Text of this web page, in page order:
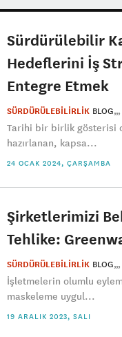
Sürdürülebilir
Hedeflerini İş
Entegre Etmek
SÜRDÜRÜLEBİLİRLİK BLOG
Tarihi bir birlik gösterisi
hazırlanan, kapsa...
24 OCAK 2024, ÇARŞAMBA
Şirketlerimizi
Tehlike:
SÜRDÜRÜLEBİLİRLİK BLOG
İşletmelerin olumlu
maskeleme uygul...
19 ARALIK 2023, SALI